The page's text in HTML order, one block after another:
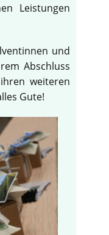
Leistungen
und
Abschluss
weiteren
Gute!